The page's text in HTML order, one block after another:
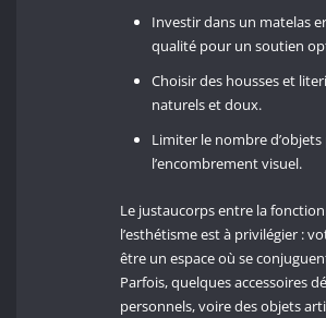
Investir dans un matelas
qualité pour un soutien
Choisir des housses et
naturels et doux.
Limiter le nombre
l’encombrement visuel.
Le justaucorps entre la
l’esthétisme est à privilégier :
être un espace où se
Parfois, quelques accessoires
personnels, voire des objets